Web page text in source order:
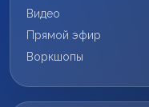
Видео
Прямой эфир
Воркшопы